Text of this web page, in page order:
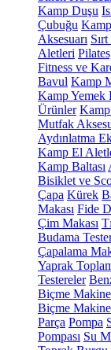
Kamp Duşu
Çubuğu
Aksesuarı
Aletleri
Fitness ve
Bavul Kamp
Kamp Yemek
Ürünler
Mutfak
Aydınlatma
Kamp El
Kamp Baltası
Bisiklet ve
Çapa Kürek
Makası Fide
Çim Makası
Budama
Çapalama
Yaprak
Testereler
Biçme
Biçme
Parça Pompa
Pompası Su